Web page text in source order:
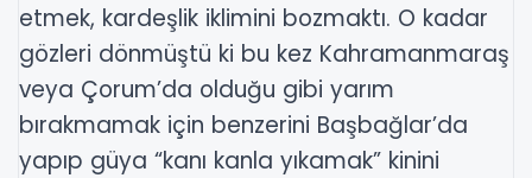
etmek, kardeşlik iklimini bozmaktı. O kadar
gözleri dönmüştü ki bu kez Kahramanmaraş
veya Çorum’da olduğu gibi yarım
bırakmamak için benzerini Başbağlar’da
yapıp güya “kanı kanla yıkamak” kinini